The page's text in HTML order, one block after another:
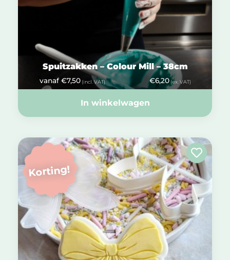
Spuitzakken – Colour Mill – 38cm
vanaf €7,50 (incl. VAT) €6,20 (ex. VAT)
In winkelwagen
Korting!